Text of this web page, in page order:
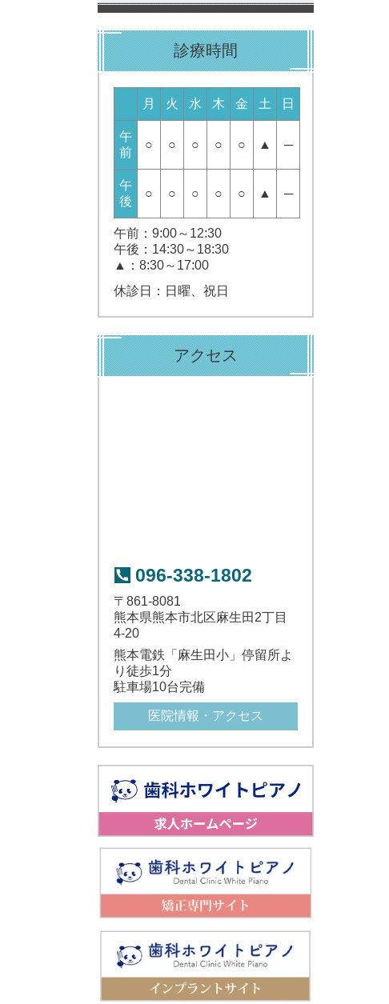
診療時間
月 火 水 木 金 土 日
午
前
○ ○ ○ ○ ○ ▲ ─
午
後
○ ○ ○ ○ ○ ▲ ─
午前：9:00～12:30
午後：14:30～18:30
▲：8:30～17:00
休診日：日曜、祝日
アクセス
096-338-1802
〒861-8081
熊本県熊本市北区麻生田2丁目
4-20
熊本電鉄「麻生田小」停留所よ
り徒歩1分
駐車場10台完備
医院情報・アクセス